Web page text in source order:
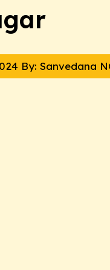
By: Sanvedana